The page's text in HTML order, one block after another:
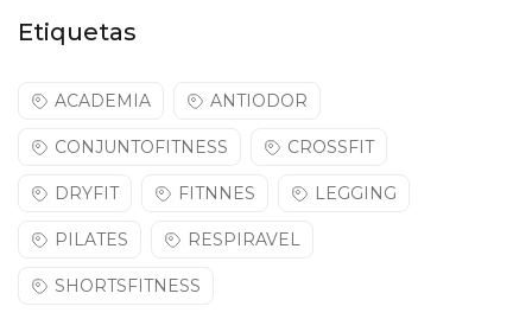
Etiquetas
ACADEMIA ANTIODOR
CONJUNTOFITNESS CROSSFIT
DRYFIT FITNNES LEGGING
PILATES RESPIRAVEL
SHORTSFITNESS